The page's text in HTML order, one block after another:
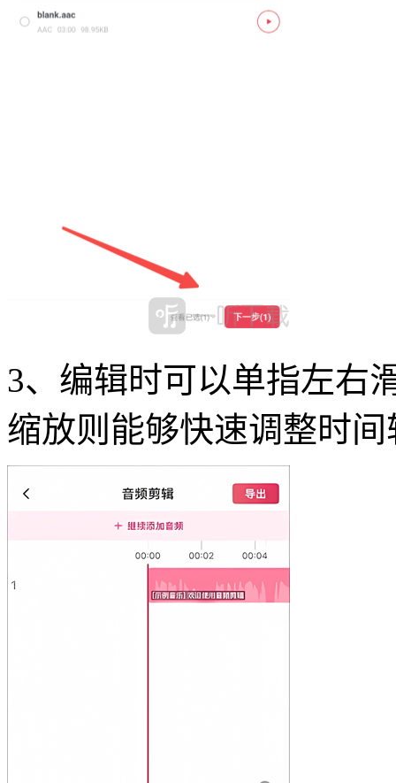
3、编辑时可以单指左右
缩放则能够快速调整时